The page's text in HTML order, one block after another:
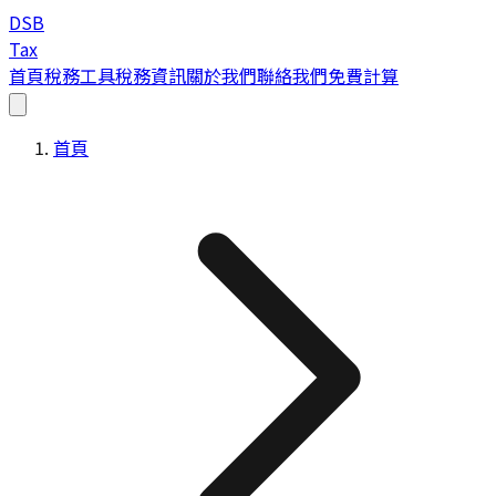
DSB
Tax
首頁稅務工具稅務資訊關於我們聯絡我們免費計算
首頁